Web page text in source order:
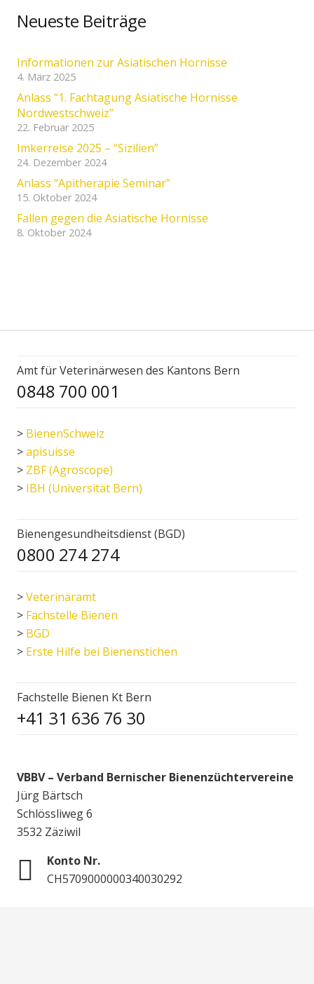
Neueste Beiträge
Informationen zur Asiatischen Hornisse
4. März 2025
Anlass “1. Fachtagung Asiatische Hornisse
Nordwestschweiz”
22. Februar 2025
Imkerreise 2025 – “Sizilien”
24. Dezember 2024
Anlass “Apitherapie Seminar”
15. Oktober 2024
Fallen gegen die Asiatische Hornisse
8. Oktober 2024
Amt für Veterinärwesen des Kantons Bern
0848 700 001
> BienenSchweiz
>apisuisse
> ZBF (Agroscope)
> IBH (Universität Bern)
Bienengesundheitsdienst (BGD)
0800 274 274
>Veterinäramt
> Fachstelle Bienen
> BGD
> Erste Hilfe bei Bienenstichen
Fachstelle Bienen Kt Bern
+41 31 636 76 30
VBBV – Verband Bernischer Bienenzüchtervereine
Jürg Bärtsch
Schlössliweg 6
3532 Zäziwil
Konto Nr.
CH5709000000340030292